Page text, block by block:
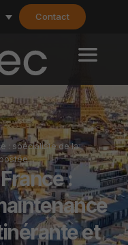
Contact
: spécialiste de la
:
et